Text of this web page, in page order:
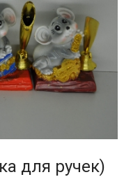
для ручек)